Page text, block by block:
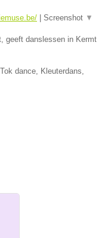
Screenshot ▼
geeft danslessen in Kermt
dance, Kleuterdans,